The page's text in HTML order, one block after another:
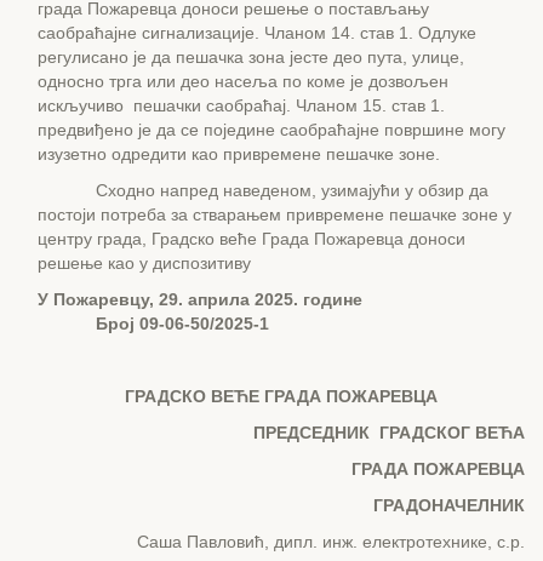
града Пожаревца доноси решење о постављању
саобраћајне сигнализације. Чланом 14. став 1. Одлуке
регулисано је да пешачка зона јесте део пута, улице,
односно трга или део насеља по коме је дозвољен
искључиво пешачки саобраћај. Чланом 15. став 1.
предвиђено је да се поједине саобраћајне површине могу
изузетно одредити као привремене пешачке зоне.
Сходно напред наведеном, узимајући у обзир да
постоји потреба за стварањем привремене пешачке зоне у
центру града, Градско веће Града Пожаревца доноси
решење као у диспозитиву
У Пожаревцу, 29. априла 2025. године
Број 09-06-50/2025-1
ГРАДСКО ВЕЋЕ ГРАДА ПОЖАРЕВЦА
ПРЕДСЕДНИК
ГРАДСКОГ ВЕЋА
ГРАДА ПОЖАРЕВЦА
ГРАДОНАЧЕЛНИК
Саша Павловић, дипл. инж. електротехнике, с.р.